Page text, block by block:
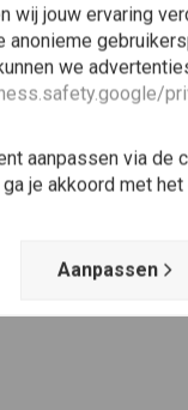
wij jouw ervaring
we
aanpassen via de
je akkoord met
Aanpassen